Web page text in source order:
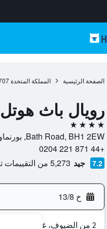
الصفحة الرئيسية المملكة المتحدة
رويال باث هوتل
4 نجوم
Bath Road, BH1 2EW, بورنماوث, إنجلترا, المملكة المتحدة
+44 871 221 0204
7.2 جيد 5,273 من التقييمات تم التحقق منها
خ 13/8
2 من الضيوف، غرفة واحدة